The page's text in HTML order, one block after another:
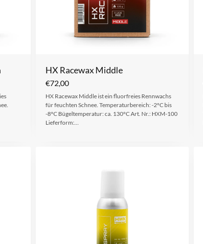
HX Racewax Middle
€72,00
HX Racewax Middle ist ein fluorfreies Rennwachs
für feuchten Schnee. Temperaturbereich: -2°C bis
-8°C Bügeltemperatur: ca. 130°C Art. Nr.: HXM-100
Lieferform:…